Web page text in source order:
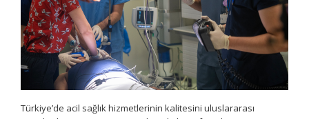
Türkiye’de acil sağlık hizmetlerinin kalitesini uluslararası